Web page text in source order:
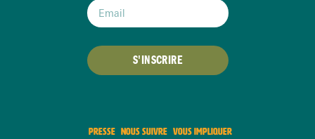
S'INSCRIRE
PRESSE NOUS SUIVRE VOUS IMPLIQUER